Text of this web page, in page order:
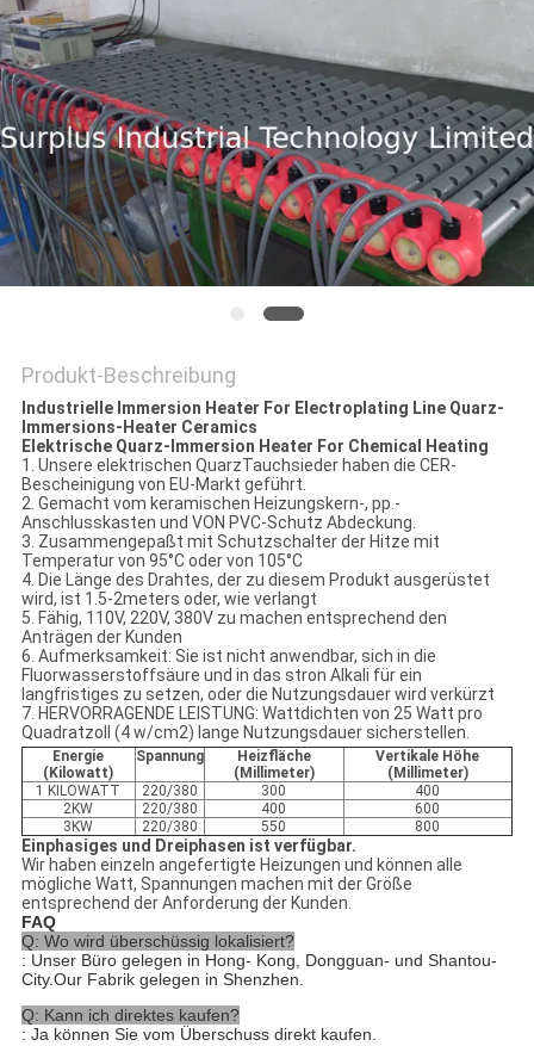
PRIVACY
POLICY
Produkt-Beschreibung
Industrielle Immersion Heater For Electroplating Line Quarz-
Immersions-Heater Ceramics
Elektrische Quarz-Immersion Heater For Chemical Heating
1. Unsere elektrischen QuarzTauchsieder haben die CER-
Bescheinigung von EU-Markt geführt.
2. Gemacht vom keramischen Heizungskern-, pp.-
Anschlusskasten und VON PVC-Schutz Abdeckung.
3. Zusammengepaßt mit Schutzschalter der Hitze mit
Temperatur von 95°C oder von 105°C
4. Die Länge des Drahtes, der zu diesem Produkt ausgerüstet
wird, ist 1.5-2meters oder, wie verlangt
5. Fähig, 110V, 220V, 380V zu machen entsprechend den
Anträgen der Kunden
6. Aufmerksamkeit: Sie ist nicht anwendbar, sich in die
Fluorwasserstoffsäure und in das stron Alkali für ein
langfristiges zu setzen, oder die Nutzungsdauer wird verkürzt
7. HERVORRAGENDE LEISTUNG: Wattdichten von 25 Watt pro
Quadratzoll (4 w/cm2) lange Nutzungsdauer sicherstellen.
Energie
(Kilowatt)
Spannung
Heizfläche
(Millimeter)
Vertikale Höhe
(Millimeter)
1 KILOWATT
220/380 300
400
2KW
220/380 400
600
3KW
220/380 550 800
Einphasiges und Dreiphasen ist verfügbar.
Wir haben einzeln angefertigte Heizungen und können alle
mögliche Watt, Spannungen machen mit der Größe
entsprechend der Anforderung der Kunden.
FAQ
Q: Wo wird überschüssig lokalisiert?
: Unser Büro gelegen in Hong- Kong, Dongguan- und Shantou-
City.Our Fabrik gelegen in Shenzhen.
Q: Kann ich direktes kaufen?
: Ja können Sie vom Überschuss direkt kaufen.